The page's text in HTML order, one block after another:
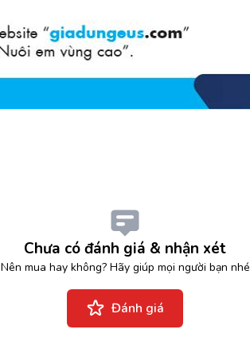
Chưa có đánh giá & nhận xét
Nên mua hay không? Hãy giúp mọi người bạn nhé
Đánh giá